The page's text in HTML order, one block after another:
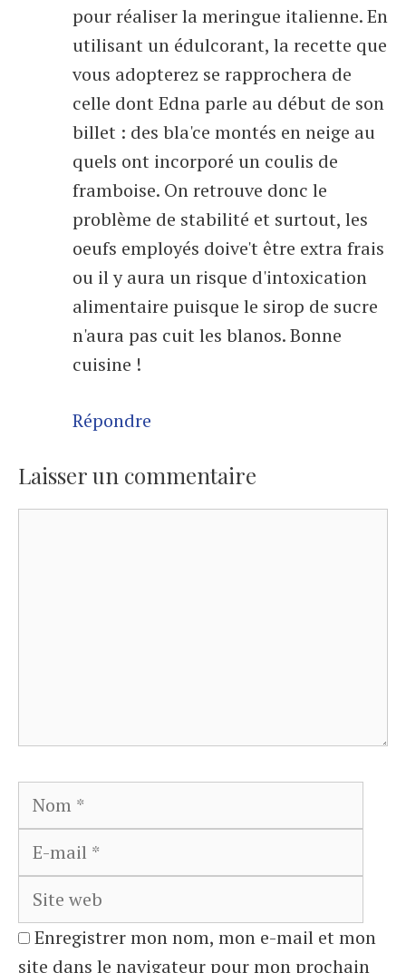
pour réaliser la meringue italienne. En
utilisant un édulcorant, la recette que
vous adopterez se rapprochera de
celle dont Edna parle au début de son
billet : des bla'ce montés en neige au
quels ont incorporé un coulis de
framboise. On retrouve donc le
problème de stabilité et surtout, les
oeufs employés doive't être extra frais
ou il y aura un risque d'intoxication
alimentaire puisque le sirop de sucre
n'aura pas cuit les blanos. Bonne
cuisine !
Répondre
Laisser un commentaire
Nom
Enregistrer mon nom, mon e-mail et mon
site dans le navigateur pour mon prochain